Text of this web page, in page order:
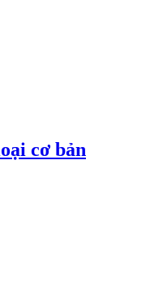
cơ bản